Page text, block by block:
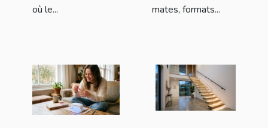
où le...
mates, formats...